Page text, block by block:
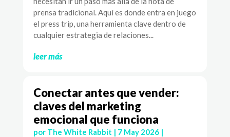
prensa tradicional. Aquí es donde entra en juego
el press trip, una herramienta clave dentro de
cualquier estrategia de relaciones...
leer más
Conectar antes que vender:
claves del marketing
emocional que funciona
por The White Rabbit | 7 May 2026|